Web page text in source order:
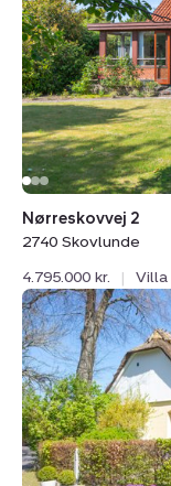
Skovlunde
Nørreskovvej 2
2740 Skovlunde
4.795.000 kr.
| Villa
Villa:
Ved
Kæret
8,
2740
Skovlunde